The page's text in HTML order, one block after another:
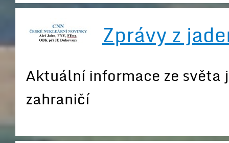
Zprávy z
Aktuální informace ze světa
zahraničí